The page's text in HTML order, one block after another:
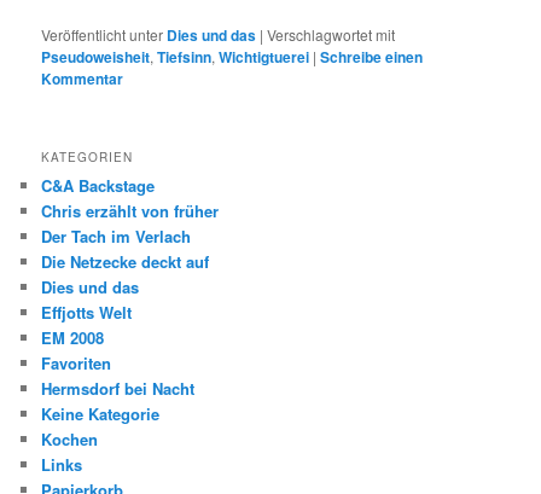
Veröffentlicht unter Dies und das |Verschlagwortet mit
Pseudoweisheit,Tiefsinn,Wichtigtuerei |Schreibe einen
Kommentar
KATEGORIEN
C&A Backstage
Chris erzählt von früher
Der Tach im Verlach
Die Netzecke deckt auf
Dies und das
Effjotts Welt
EM 2008
Favoriten
Hermsdorf bei Nacht
Keine Kategorie
Kochen
Links
Papierkorb